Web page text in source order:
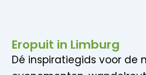
Eropuit in Limburg
Dé inspiratiegids voor de